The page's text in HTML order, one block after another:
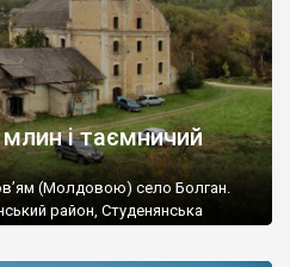
і таємничий
(Молдовою) село Болган.
район, Студенянська